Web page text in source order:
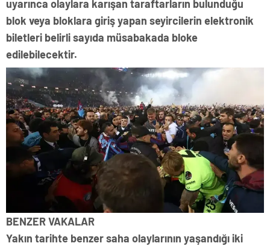
uyarınca olaylara karışan taraftarların bulunduğu
blok veya bloklara giriş yapan seyircilerin elektronik
biletleri belirli sayıda müsabakada bloke
edilebilecektir.
BENZER VAKALAR
Yakın tarihte benzer saha olaylarının yaşandığı iki